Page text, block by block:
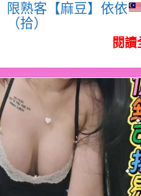
限熟客【麻豆】依依
（拾）
閱讀